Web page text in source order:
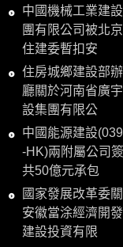
中國機械工業建
團有限公司被北
住建委暫扣安
住房城鄉建設部
廳關於河南省廣
設集團有限公
中國能源建設
-HK)兩附屬公司
共50億元承包
國家發展改革委
安徽當涂經濟開
建設投資有限